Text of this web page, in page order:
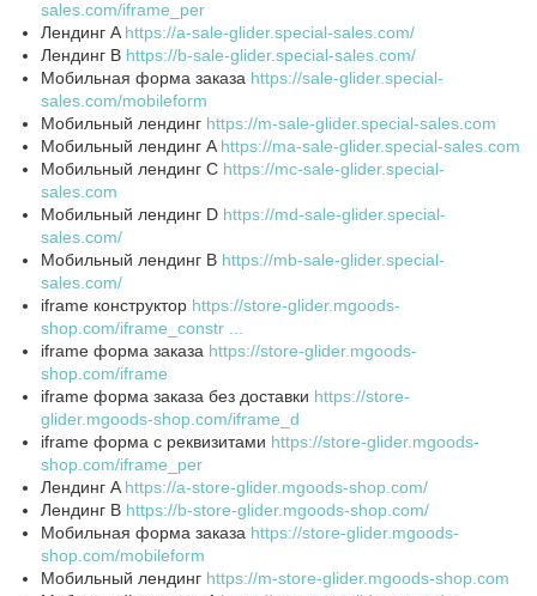
sales.com/iframe_per
Лендинг A https://a-sale-glider.special-sales.com/
Лендинг B https://b-sale-glider.special-sales.com/
Мобильная форма заказа https://sale-glider.special-
sales.com/mobileform
Мобильный лендинг https://m-sale-glider.special-sales.com
Мобильный лендинг A https://ma-sale-glider.special-sales.com
Мобильный лендинг C https://mc-sale-glider.special-
sales.com
Мобильный лендинг D https://md-sale-glider.special-
sales.com/
Мобильный лендинг В https://mb-sale-glider.special-
sales.com/
iframe конструктор https://store-glider.mgoods-
shop.com/iframe_constr ...
iframe форма заказа https://store-glider.mgoods-
shop.com/iframe
iframe форма заказа без доставки https://store-
glider.mgoods-shop.com/iframe_d
iframe форма с реквизитами https://store-glider.mgoods-
shop.com/iframe_per
Лендинг A https://a-store-glider.mgoods-shop.com/
Лендинг B https://b-store-glider.mgoods-shop.com/
Мобильная форма заказа https://store-glider.mgoods-
shop.com/mobileform
Мобильный лендинг https://m-store-glider.mgoods-shop.com